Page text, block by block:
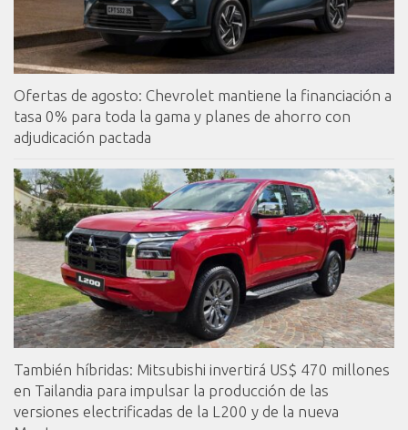
Ofertas de agosto: Chevrolet mantiene la financiación a
tasa 0% para toda la gama y planes de ahorro con
adjudicación pactada
También híbridas: Mitsubishi invertirá US$ 470 millones
en Tailandia para impulsar la producción de las
versiones electrificadas de la L200 y de la nueva